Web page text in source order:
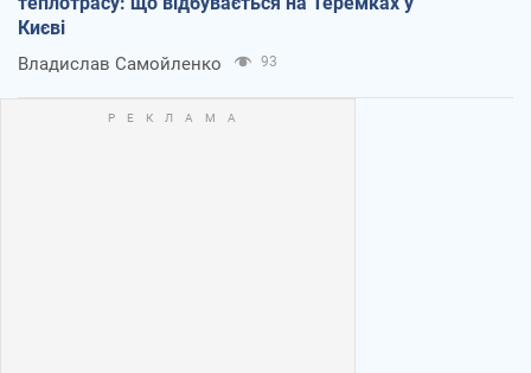
Києві
Владислав Самойленко 93